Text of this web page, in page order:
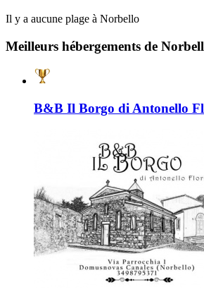
Il y a aucune plage à Norbello
Meilleurs hébergements de
B&B Il Borgo di Antonello